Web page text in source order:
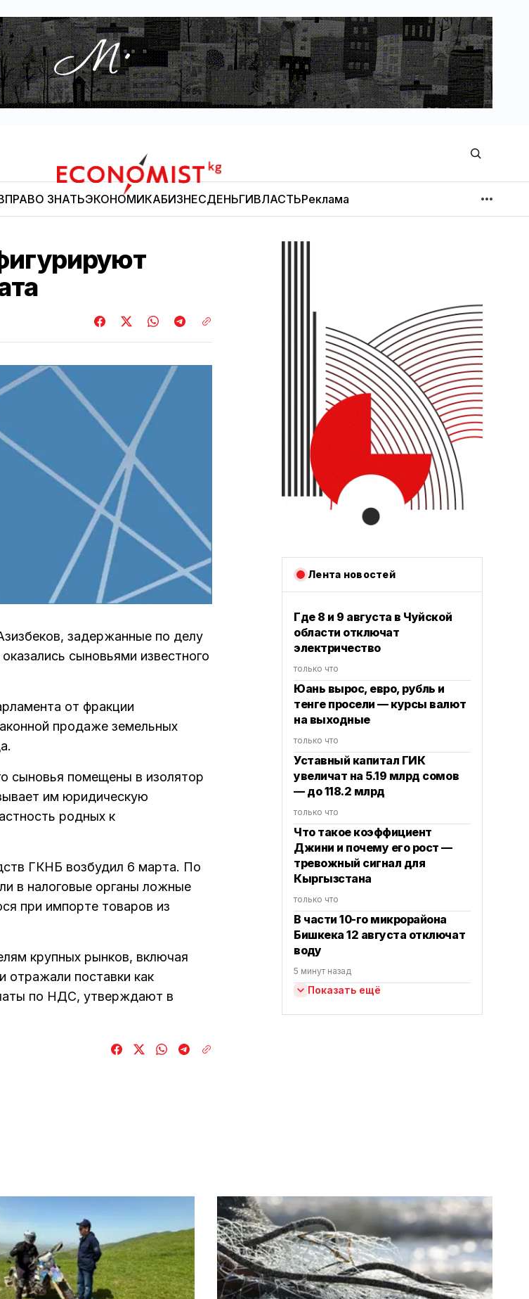
Economist.kg
ПРАВО ЗНАТЬЭКОНОМИКАБИЗНЕСДЕНЬГИВЛАСТЬРеклама
МНЕНИЕ
задержанные по делу
сыновьями известного
от фракции
продаже земельных
сыновья помещены в изолятор
им юридическую
родных к
ГКНБ возбудил 6 марта. По
в налоговые органы ложные
при импорте товаров из
крупных рынков, включая
отражали поставки как
по НДС, утверждают в
Лента новостей
Где 8 и 9 августа в Чуйской
области отключат
электричество
только что
Юань вырос, евро, рубль и
тенге просели — курсы валют
на выходные
только что
Уставный капитал ГИК
увеличат на 5.19 млрд сомов
— до 118.2 млрд
только что
Что такое коэффициент
Джини и почему его рост —
тревожный сигнал для
Кыргызстана
только что
В части 10-го микрорайона
Бишкека 12 августа отключат
воду
5 минут назад
Показать ещё